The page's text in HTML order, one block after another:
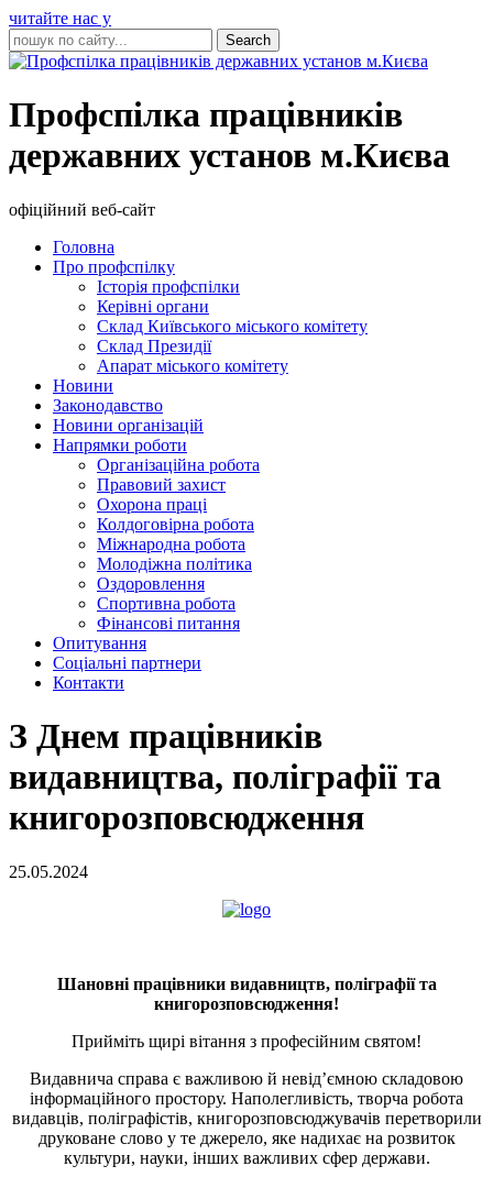
читайте нас у
Профспілка працівників
державних установ м.Києва
офіційний веб-сайт
Головна
Про профспілку
Історія профспілки
Керівні органи
Склад Київського міського комітету
Склад Президії
Апарат міського комітету
Новини
Законодавство
Новини організацій
Напрямки роботи
Організаційна робота
Правовий захист
Охорона праці
Колдоговірна робота
Міжнародна робота
Молодіжна політика
Оздоровлення
Спортивна робота
Фінансові питання
Опитування
Соціальні партнери
Контакти
З Днем працівників
видавництва, поліграфії та
книгорозповсюдження
25.05.2024
Шановні працівники видавництв, поліграфії та
книгорозповсюдження!
Прийміть щирі вітання з професійним святом!
Видавнича справа є важливою й невід’ємною складовою
інформаційного простору. Наполегливість, творча робота
видавців, поліграфістів, книгорозповсюджувачів перетворили
друковане слово у те джерело, яке надихає на розвиток
культури, науки, інших важливих сфер держави.